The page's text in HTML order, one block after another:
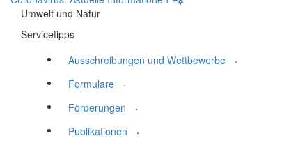
Umwelt und Natur
Servicetipps
Ausschreibungen und Wettbewerbe
.
Formulare
.
Förderungen
.
Publikationen
.